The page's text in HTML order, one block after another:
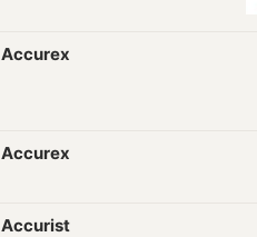
Accurex
Accurex
Accurist